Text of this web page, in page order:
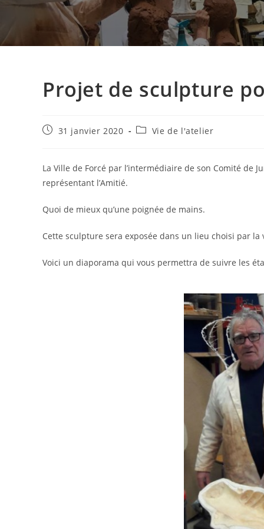
Projet de sculpture
Publication
31 janvier 2020
PostVie de l'atelier
La Ville de Forcé par l’intermédiaire de son Comité de
représentant l’Amitié.
Quoi de mieux qu’une poignée de mains.
Cette sculpture sera exposée dans un lieu choisi par
Voici un diaporama qui vous permettra de suivre les